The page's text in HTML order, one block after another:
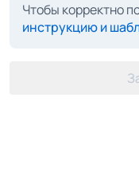
Чтобы корректно
инструкцию и